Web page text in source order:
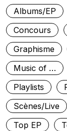
Albums/EP
Concours
Graphisme
Music of …
Playlists
Scènes/Live
Top EP